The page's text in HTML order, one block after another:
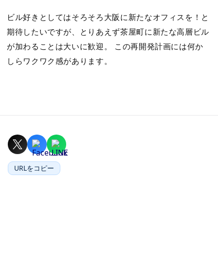
ビル好きとしてはそろそろ大阪に新たなオフィスを！と
期待したいですが、とりあえず茶屋町に新たな高層ビル
が加わることは大いに歓迎。 この再開発計画には何か
しらワクワク感があります。
URLをコピー